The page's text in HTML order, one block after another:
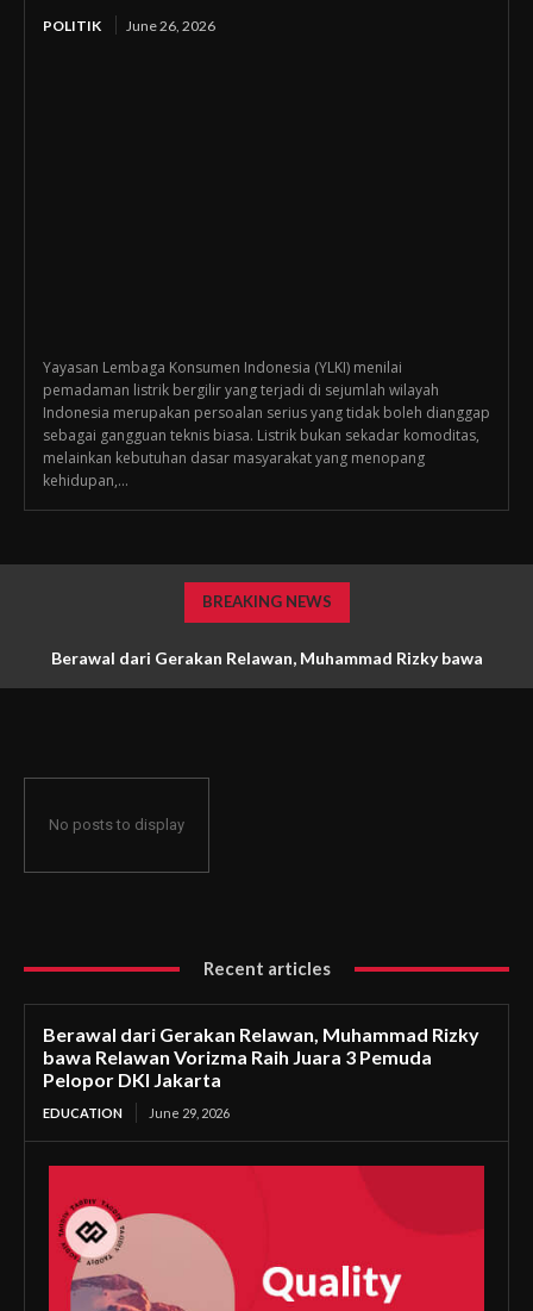
POLITIK June 26, 2026
Yayasan Lembaga Konsumen Indonesia (YLKI) menilai
pemadaman listrik bergilir yang terjadi di sejumlah wilayah
Indonesia merupakan persoalan serius yang tidak boleh dianggap
sebagai gangguan teknis biasa. Listrik bukan sekadar komoditas,
melainkan kebutuhan dasar masyarakat yang menopang
kehidupan,...
BREAKING NEWS
Berawal dari Gerakan Relawan, Muhammad Rizky bawa
No posts to display
Recent articles
Berawal dari Gerakan Relawan, Muhammad Rizky
bawa Relawan Vorizma Raih Juara 3 Pemuda
Pelopor DKI Jakarta
EDUCATION June 29, 2026